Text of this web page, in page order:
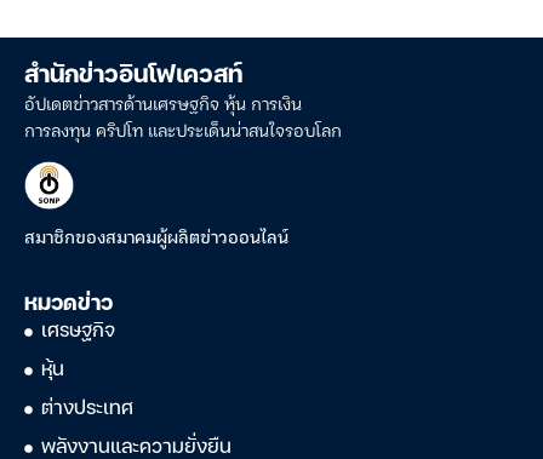
สำนักข่าวอินโฟเควสท์
อัปเดตข่าวสารด้านเศรษฐกิจ หุ้น การเงิน
การลงทุน คริปโท และประเด็นน่าสนใจรอบโลก
สมาชิกของสมาคมผู้ผลิตข่าวออนไลน์
หมวดข่าว
เศรษฐกิจ
หุ้น
ต่างประเทศ
พลังงานและความยั่งยืน